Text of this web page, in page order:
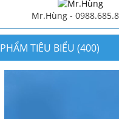
Mr.Hùng -
TIÊU BIỂU (400)